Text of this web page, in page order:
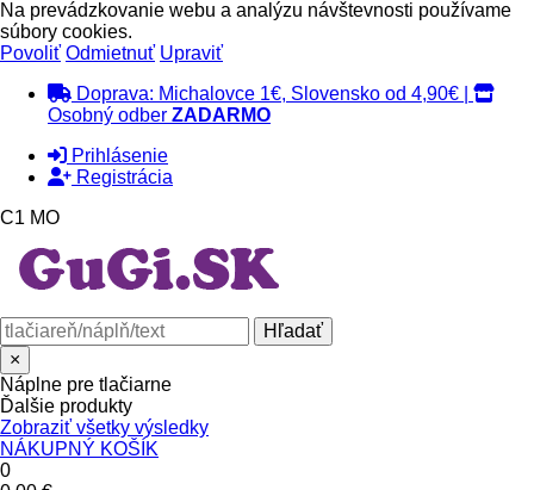
Na prevádzkovanie webu a analýzu návštevnosti používame
súbory cookies.
Povoliť Odmietnuť Upraviť
Doprava: Michalovce 1€, Slovensko od 4,90€ |
Osobný odber ZADARMO
Prihlásenie
Registrácia
C1 MO
×
Náplne pre tlačiarne
Ďalšie produkty
Zobraziť všetky výsledky
NÁKUPNÝ KOŠÍK
0